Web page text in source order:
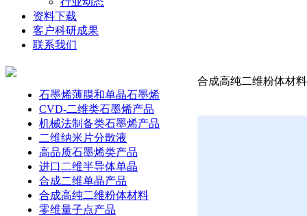
资料下载
客户科研成果
联系我们
石墨烯薄膜和单晶石墨烯
CVD-二维类石墨烯产品
机械法制备类石墨烯产品
二维纳米片分散液
高品质石墨烯类产品
进口二维半导体单晶
合成二维单晶产品
合成高纯二维粉体材料
零维量子点产品
合成高纯二维粉体材